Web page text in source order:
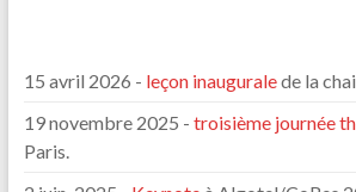
15 avril 2026 - leçon inauguralede la
19 novembre 2025 - troisième journée
Paris.